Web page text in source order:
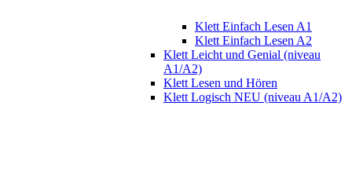
Klett Einfach Lesen A1
Klett Einfach Lesen A2
Klett Leicht und Genial (niveau
A1/A2)
Klett Lesen und Hören
Klett Logisch NEU (niveau A1/A2)